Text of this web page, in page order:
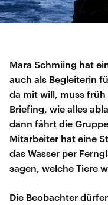
Mara Schmiing hat
auch als Begleiterin
da mit will, muss früh
Briefing, wie alles
dann fährt die
Mitarbeiter hat eine
das Wasser per
sagen, welche Tiere
Die Beobachter